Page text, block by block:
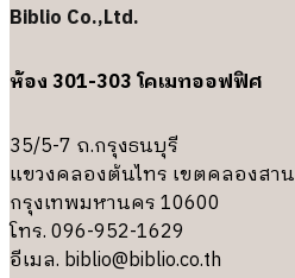
Biblio Co.,Ltd.
ห้อง 301-303 โคเมทออฟฟิศ
35/5-7 ถ.กรุงธนบุรี
แขวงคลองต้นไทร เขตคลองสาน
กรุงเทพมหานคร 10600
โทร. 096-952-1629
อีเมล. biblio@biblio.co.th